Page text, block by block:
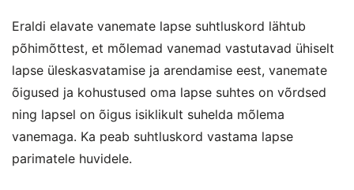
Eraldi elavate vanemate lapse suhtluskord lähtub
põhimõttest, et mõlemad vanemad vastutavad ühiselt
lapse üleskasvatamise ja arendamise eest, vanemate
õigused ja kohustused oma lapse suhtes on võrdsed
ning lapsel on õigus isiklikult suhelda mõlema
vanemaga. Ka peab suhtluskord vastama lapse
parimatele huvidele.